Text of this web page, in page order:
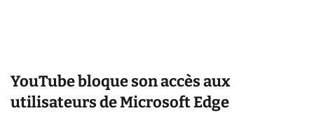
YouTube bloque son accès aux
utilisateurs de Microsoft Edge